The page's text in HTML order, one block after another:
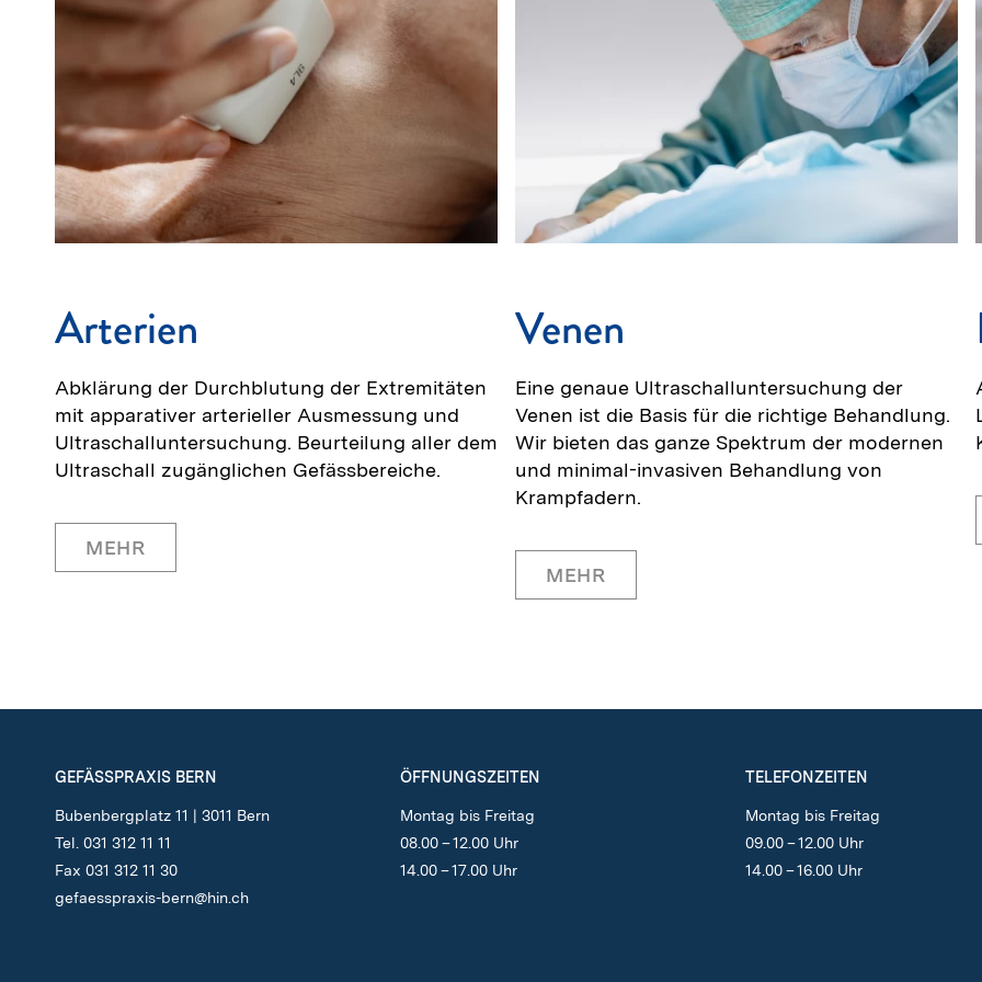
Arterien
Abklärung der Durchblutung der Extremitäten
mit apparativer arterieller Ausmessung und
Ultraschalluntersuchung. Beurteilung aller dem
Ultraschall zugänglichen Gefässbereiche.
MEHR
Venen
Eine genaue Ultraschalluntersuchung der
Venen ist die Basis für die richtige Behandlung.
Wir bieten das ganze Spektrum der modernen
und minimal-invasiven Behandlung von
Krampfadern.
MEHR
GEFÄSSPRAXIS BERN
Bubenbergplatz 11 | 3011 Bern
Tel. 031 312 11 11
Fax 031 312 11 30
g f sspr x s-b rn h nch
ÖFFNUNGSZEITEN
Montag bis Freitag
08.00 – 12.00 Uhr
14.00 – 17.00 Uhr
TELEFONZEITEN
Montag bis Freitag
09.00 – 12.00 Uhr
14.00 – 16.00 Uhr